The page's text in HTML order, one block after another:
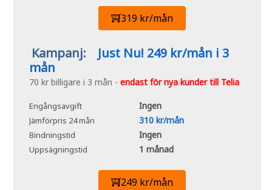
319 kr/mån
Kampanj:
Just Nu! 249 kr/mån i 3
mån
70 kr billigare i 3 mån - endast för nya kunder till Telia
Engångsavgift Ingen
Jämförpris 24 mån 310 kr/mån
Bindningstid Ingen
Uppsägningstid 1 månad
249 kr/mån